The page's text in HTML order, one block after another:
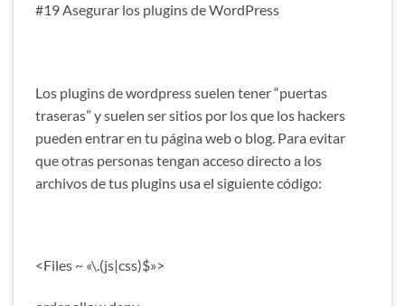
#19 Asegurar los plugins de WordPress
Los plugins de wordpress suelen tener “puertas
traseras” y suelen ser sitios por los que los hackers
pueden entrar en tu página web o blog. Para evitar
que otras personas tengan acceso directo a los
archivos de tus plugins usa el siguiente código:
<Files ~ «\.(js|css)$»>